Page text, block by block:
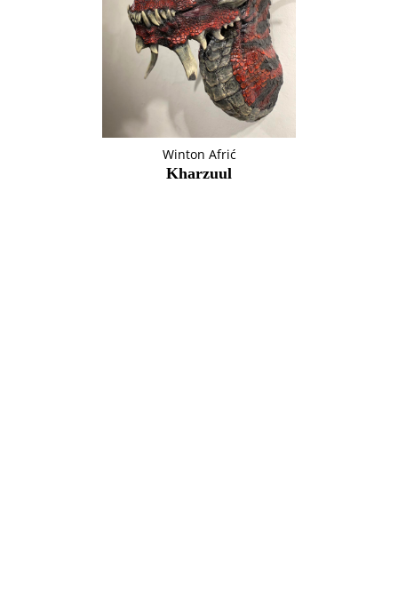
Winton Afrić
Kharzuul